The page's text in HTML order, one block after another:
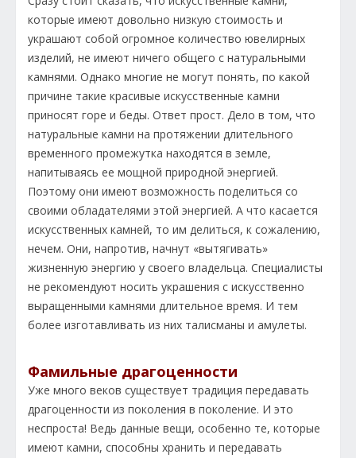
которые имеют довольно низкую стоимость и
украшают собой огромное количество ювелирных
изделий, не имеют ничего общего с натуральными
камнями. Однако многие не могут понять, по какой
причине такие красивые искусственные камни
приносят горе и беды. Ответ прост. Дело в том, что
натуральные камни на протяжении длительного
временного промежутка находятся в земле,
напитываясь ее мощной природной энергией.
Поэтому они имеют возможность поделиться со
своими обладателями этой энергией. А что касается
искусственных камней, то им делиться, к сожалению,
нечем. Они, напротив, начнут «вытягивать»
жизненную энергию у своего владельца. Специалисты
не рекомендуют носить украшения с искусственно
выращенными камнями длительное время. И тем
более изготавливать из них талисманы и амулеты.
Фамильные драгоценности
Уже много веков существует традиция передавать
драгоценности из поколения в поколение. И это
неспроста! Ведь данные вещи, особенно те, которые
имеют камни, способны хранить и передавать